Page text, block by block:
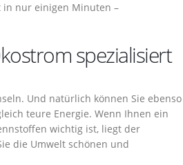
in nur einigen Minuten –
spezialisiert
Und natürlich können Sie ebenso
teure Energie. Wenn Ihnen ein
wichtig ist, liegt der
die Umwelt schönen und